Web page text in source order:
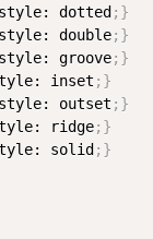
dotted ; }
double; }
groove; }
inset ; }
outset ; }
ridge; }
solid ; }